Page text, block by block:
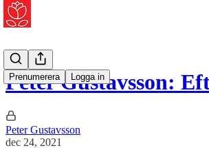
Prenumerera Logga in
Peter Gustavsson:
Peter Gustavsson
dec 24, 2021